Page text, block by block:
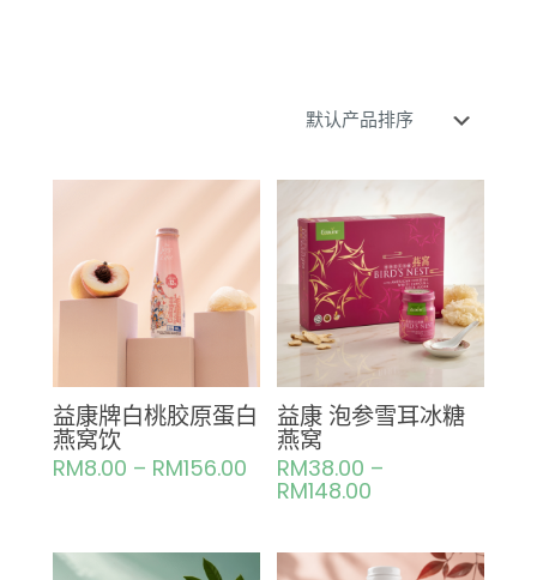
益康牌白桃胶原蛋白
燕窝饮
RM8.00 – RM156.00
益康 泡参雪耳冰糖
燕窝
RM38.00 –
RM148.00